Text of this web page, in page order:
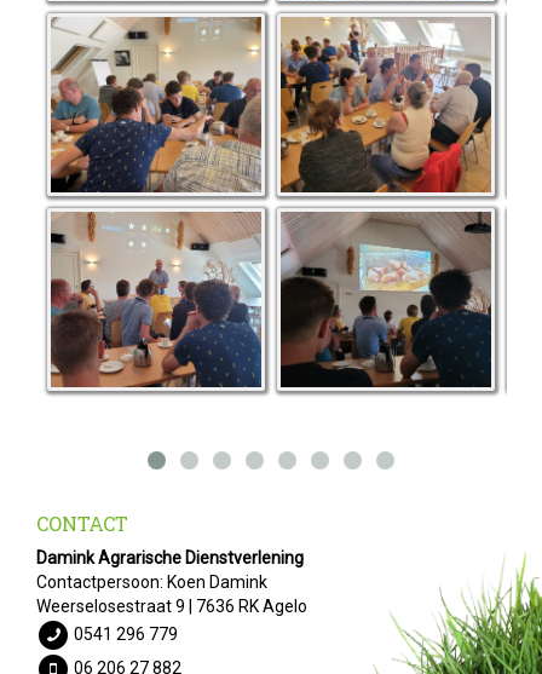
CONTACT
Damink Agrarische Dienstverlening
Contactpersoon: Koen Damink
Weerselosestraat 9 | 7636 RK Agelo
0541 296 779
06 206 27 882